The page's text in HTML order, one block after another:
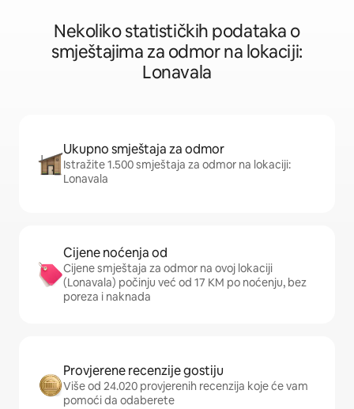
Nekoliko statističkih podataka o
smještajima za odmor na lokaciji:
Lonavala
Ukupno smještaja za odmor
Istražite 1.500 smještaja za odmor na lokaciji:
Lonavala
Cijene noćenja od
Cijene smještaja za odmor na ovoj lokaciji
(Lonavala) počinju već od 17 KM po noćenju, bez
poreza i naknada
Provjerene recenzije gostiju
Više od 24.020 provjerenih recenzija koje će vam
pomoći da odaberete